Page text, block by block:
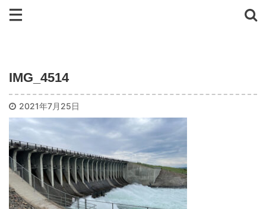
IMG_4514
2021年7月25日